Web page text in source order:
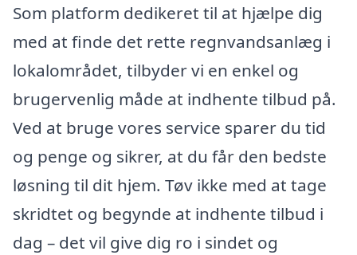
Som platform dedikeret til at hjælpe dig
med at finde det rette regnvandsanlæg i
lokalområdet, tilbyder vi en enkel og
brugervenlig måde at indhente tilbud på.
Ved at bruge vores service sparer du tid
og penge og sikrer, at du får den bedste
løsning til dit hjem. Tøv ikke med at tage
skridtet og begynde at indhente tilbud i
dag – det vil give dig ro i sindet og